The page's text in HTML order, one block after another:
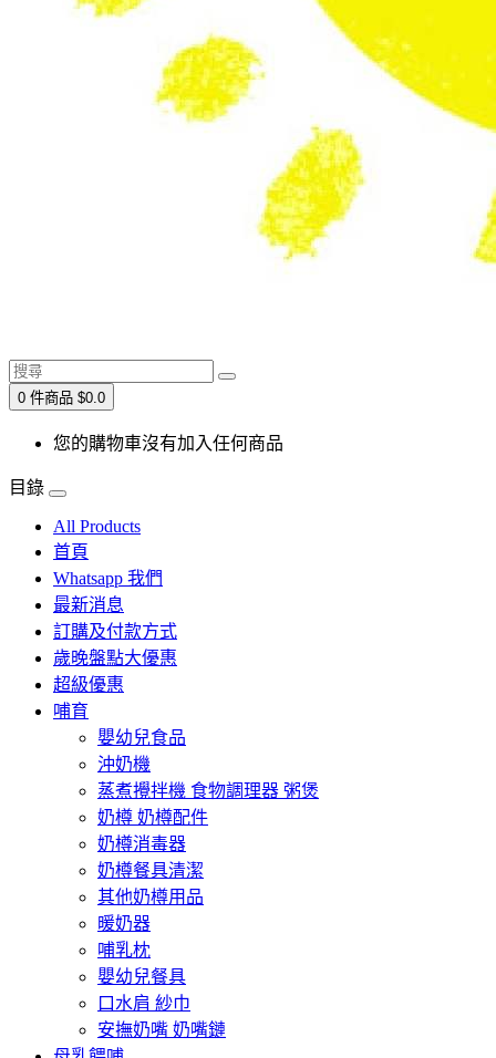
0 件商品 $0.0
您的購物車沒有加入任何商品
目錄
All Products
首頁
Whatsapp 我們
最新消息
訂購及付款方式
歲晚盤點大優惠
超級優惠
哺育
嬰幼兒食品
沖奶機
蒸煮攪拌機 食物調理器 粥煲
奶樽 奶樽配件
奶樽消毒器
奶樽餐具清潔
其他奶樽用品
暖奶器
哺乳枕
嬰幼兒餐具
口水肩 紗巾
安撫奶嘴 奶嘴鏈